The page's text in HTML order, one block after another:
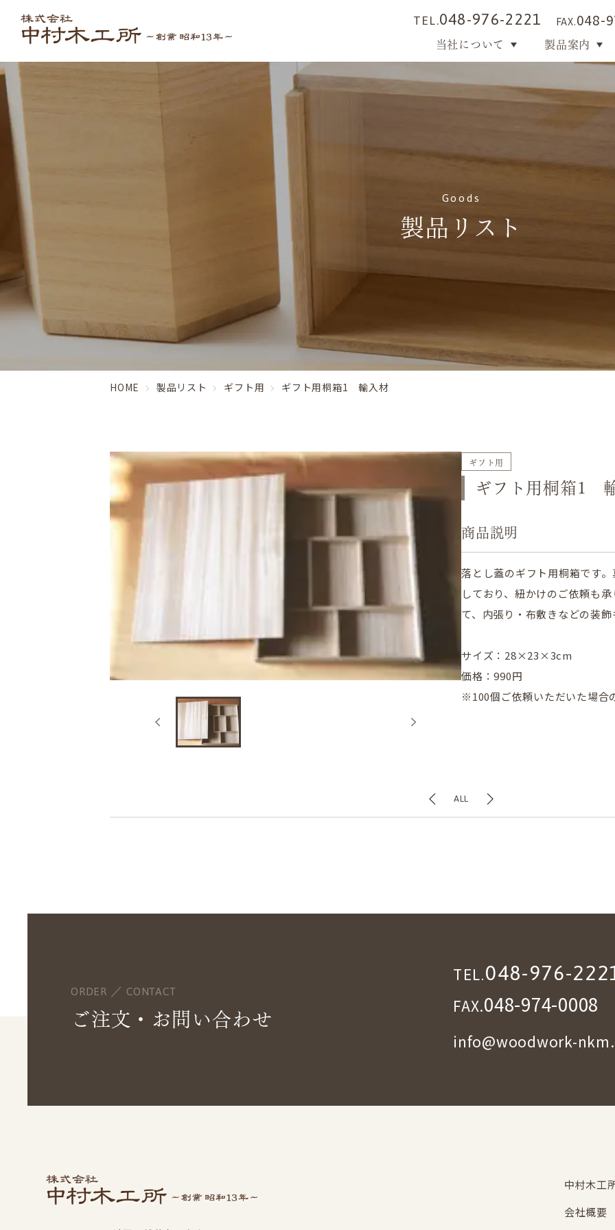
TEL.048-976-2221 FAX.048-
当社について 製品案内
Goods
製品リスト
HOME 製品リスト ギフト用 ギフト用桐箱1 輸入材
ギフト用
ギフト用桐箱1
商品説明
落とし蓋のギフト用桐箱です
しており、紐かけのご依頼も
て、内張り・布敷きなどの装飾
サイズ：28×23×3cm
価格：990円
※100個ご依頼いただいた場合
ALL
ORDER ／ CONTACT
ご注文・お問い合わせ
TEL.048-976-
FAX.048-974-0008
info@woodwork-
中村木工
会社概要